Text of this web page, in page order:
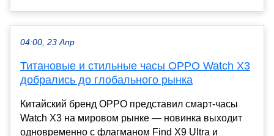
04:00, 23 Апр
Титановые и стильные часы OPPO Watch X3
добрались до глобального рынка
Китайский бренд OPPO представил смарт-часы
Watch X3 на мировом рынке — новинка выходит
одновременно с флагманом Find X9 Ultra и